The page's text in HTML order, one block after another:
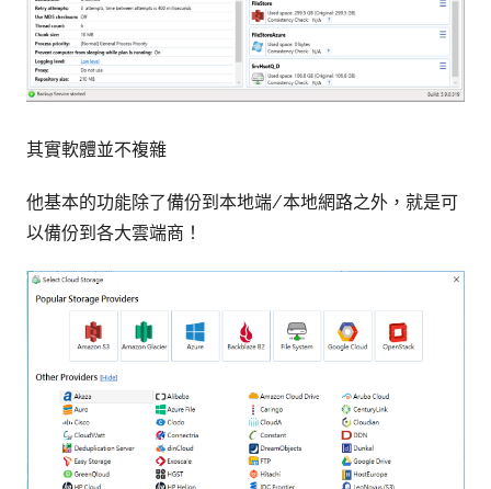
其實軟體並不複雜
他基本的功能除了備份到本地端/本地網路之外，就是可
以備份到各大雲端商！